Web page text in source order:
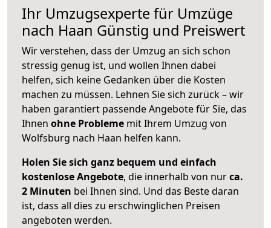
Ihr Umzugsexperte für Umzüge
nach Haan Günstig und Preiswert
Wir verstehen, dass der Umzug an sich schon
stressig genug ist, und wollen Ihnen dabei
helfen, sich keine Gedanken über die Kosten
machen zu müssen. Lehnen Sie sich zurück – wir
haben garantiert passende Angebote für Sie, das
Ihnen ohne Probleme mit Ihrem Umzug von
Wolfsburg nach Haan helfen kann.
Holen Sie sich ganz bequem und einfach
kostenlose Angebote, die innerhalb von nurca.
2 Minuten bei Ihnen sind. Und das Beste daran
ist, dass all dies zu erschwinglichen Preisen
angeboten werden.